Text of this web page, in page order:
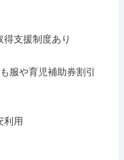
支援制度あり
服や育児補助券割引
利用